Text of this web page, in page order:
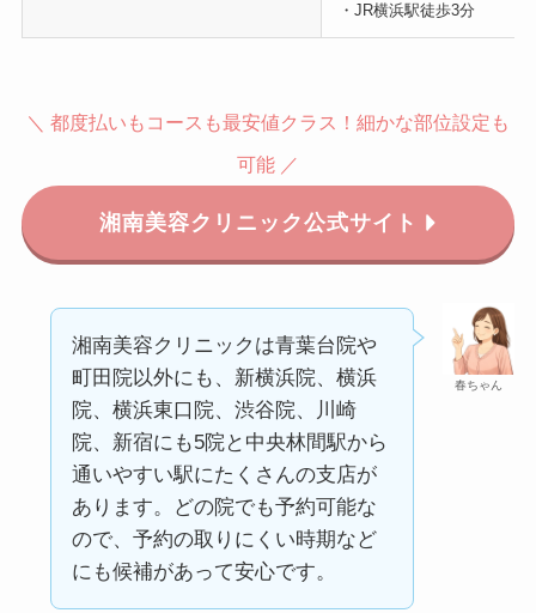
・JR横浜駅徒歩3分
＼ 都度払いもコースも最安値クラス！細かな部位設定も
可能 ／
湘南美容クリニック公式サイト
春ちゃん
湘南美容クリニックは青葉台院や
町田院以外にも、新横浜院、横浜
院、横浜東口院、渋谷院、川崎
院、新宿にも5院と中央林間駅から
通いやすい駅にたくさんの支店が
あります。どの院でも予約可能な
ので、予約の取りにくい時期など
にも候補があって安心です。